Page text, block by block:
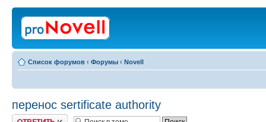
Список форумов ‹ Форумы ‹ Novell
перенос sertificate authority
Ответить